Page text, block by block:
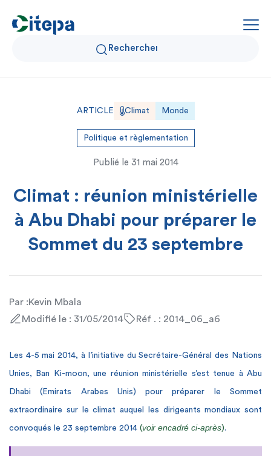
Qui sommes-nous ?
Données Air et Climat
Expertise et solutions
ARTICLE Climat Monde
Politique et règlementation
Publié le 31 mai 2014
Climat : réunion ministérielle
à Abu Dhabi pour préparer le
Sommet du 23 septembre
Par :Kevin Mbala
Modifié le : 31/05/2014
Réf . : 2014_06_a6
Les 4-5 mai 2014, à l’initiative du Secrétaire-Général des Nations
Unies, Ban Ki-moon, une réunion ministérielle s’est tenue à Abu
Dhabi (Emirats Arabes Unis) pour préparer le Sommet
extraordinaire sur le climat auquel les dirigeants mondiaux sont
convoqués le 23 septembre 2014 (voir encadré ci-après).